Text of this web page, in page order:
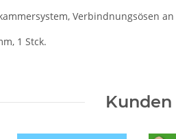
Verbindnungsösen
1 Stck.